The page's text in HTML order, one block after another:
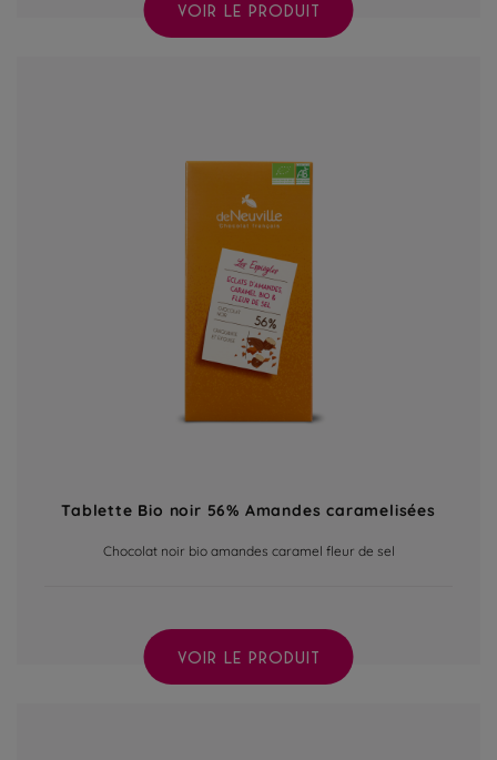
VOIR LE PRODUIT
Tablette Bio noir 56% Amandes caramelisées
Chocolat noir bio amandes caramel fleur de sel
VOIR LE PRODUIT